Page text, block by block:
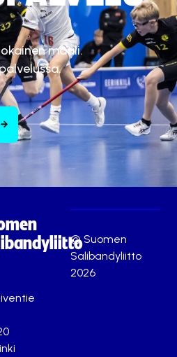
maali.
© Suomen
Salibandyliitto
2026